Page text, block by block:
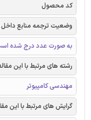
کد محصول
وضعیت ترجمه منابع
به صورت عدد درج شده
رشته های مرتبط با این
مهندسی کامپیوتر
گرایش های مرتبط با این